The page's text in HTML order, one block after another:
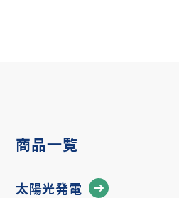
商品一覧
太陽光発電